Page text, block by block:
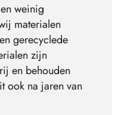
weinig
materialen
gerecyclede
zijn
en behouden
ook na jaren van